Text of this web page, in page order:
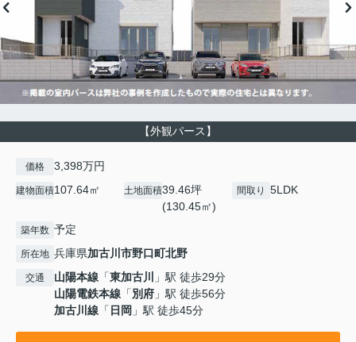
【外観パース】
価格 3,398万円
建物面積107.64㎡ 土地面積39.46坪
(130.45㎡)
間取り 5LDK
築年数 予定
所在地 兵庫県加古川市野口町北野
交通 山陽本線 「東加古川
」駅 徒歩29分
山陽電鉄本線 「別府 」駅 徒歩56分
加古川線 「 日岡 」駅 徒歩45分